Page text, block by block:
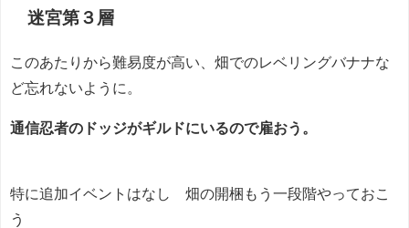
迷宮第３層
このあたりから難易度が高い、畑でのレベリングバナナな
ど忘れないように。
通信忍者のドッジがギルドにいるので雇おう。
特に追加イベントはなし 畑の開梱もう一段階やっておこ
う